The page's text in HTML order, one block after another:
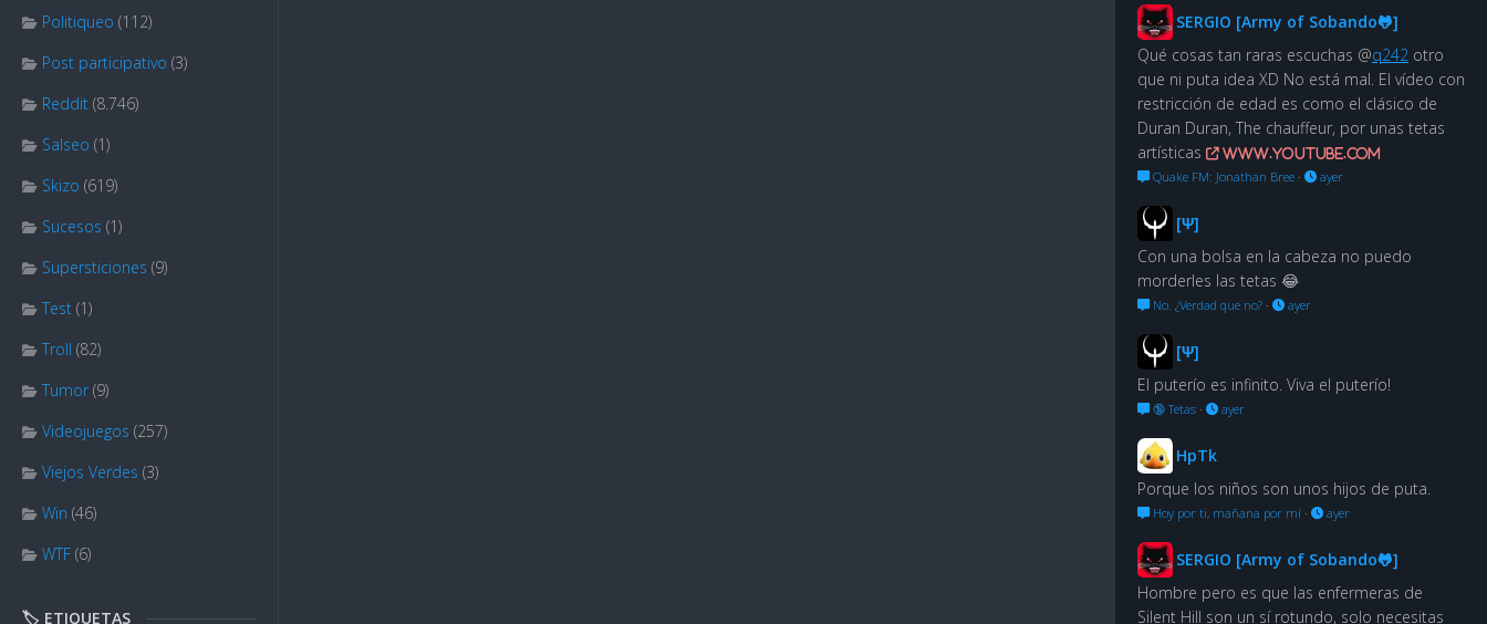
Politiqueo (112)
Post participativo (3)
Reddit (8.746)
Salseo (1)
Skizo (619)
Sucesos (1)
Supersticiones (9)
Test (1)
Troll (82)
Tumor (9)
Videojuegos (257)
Viejos Verdes (3)
Win (46)
WTF (6)
🏷️ ETIQUETAS
SERGIO [Army of Sobando🐸]
Qué cosas tan raras escuchas @q242 otro
que ni puta idea XD No está mal. El vídeo con
restricción de edad es como el clásico de
Duran Duran, The chauffeur, por unas tetas
artísticas
www.youtube.com
Quake FM: Jonathan Bree · ayer
[Ψ]
Con una bolsa en la cabeza no puedo
morderles las tetas 😂
No. ¿Verdad que no? · ayer
[Ψ]
El puterío es infinito. Viva el puterío!
🔞 Tetas · ayer
HpTk
Porque los niños son unos hijos de puta.
Hoy por ti, mañana por mí · ayer
SERGIO [Army of Sobando🐸]
Hombre pero es que las enfermeras de
Silent Hill son un sí rotundo, solo necesitas